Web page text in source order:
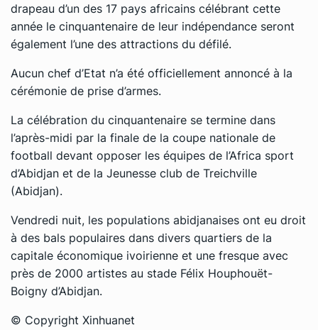
drapeau d’un des 17 pays africains célébrant cette
année le cinquantenaire de leur indépendance seront
également l’une des attractions du défilé.
Aucun chef d’Etat n’a été officiellement annoncé à la
cérémonie de prise d’armes.
La célébration du cinquantenaire se termine dans
l’après-midi par la finale de la coupe nationale de
football devant opposer les équipes de l’Africa sport
d’Abidjan et de la Jeunesse club de Treichville
(Abidjan).
Vendredi nuit, les populations abidjanaises ont eu droit
à des bals populaires dans divers quartiers de la
capitale économique ivoirienne et une fresque avec
près de 2000 artistes au stade Félix Houphouët-
Boigny d’Abidjan.
© Copyright Xinhuanet